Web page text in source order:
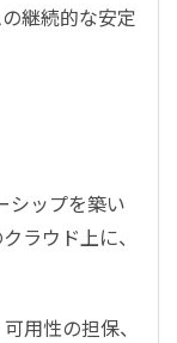
継続的な安定
シップを築い
ラウド上に、
用性の担保、